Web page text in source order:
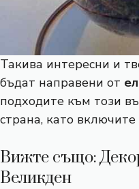
Такива интересни и
бъдат направени от
подходите към този
страна, като
Вижте също:
Великден